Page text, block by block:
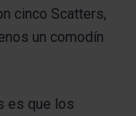
cinco Scatters,
un comodín
es que los